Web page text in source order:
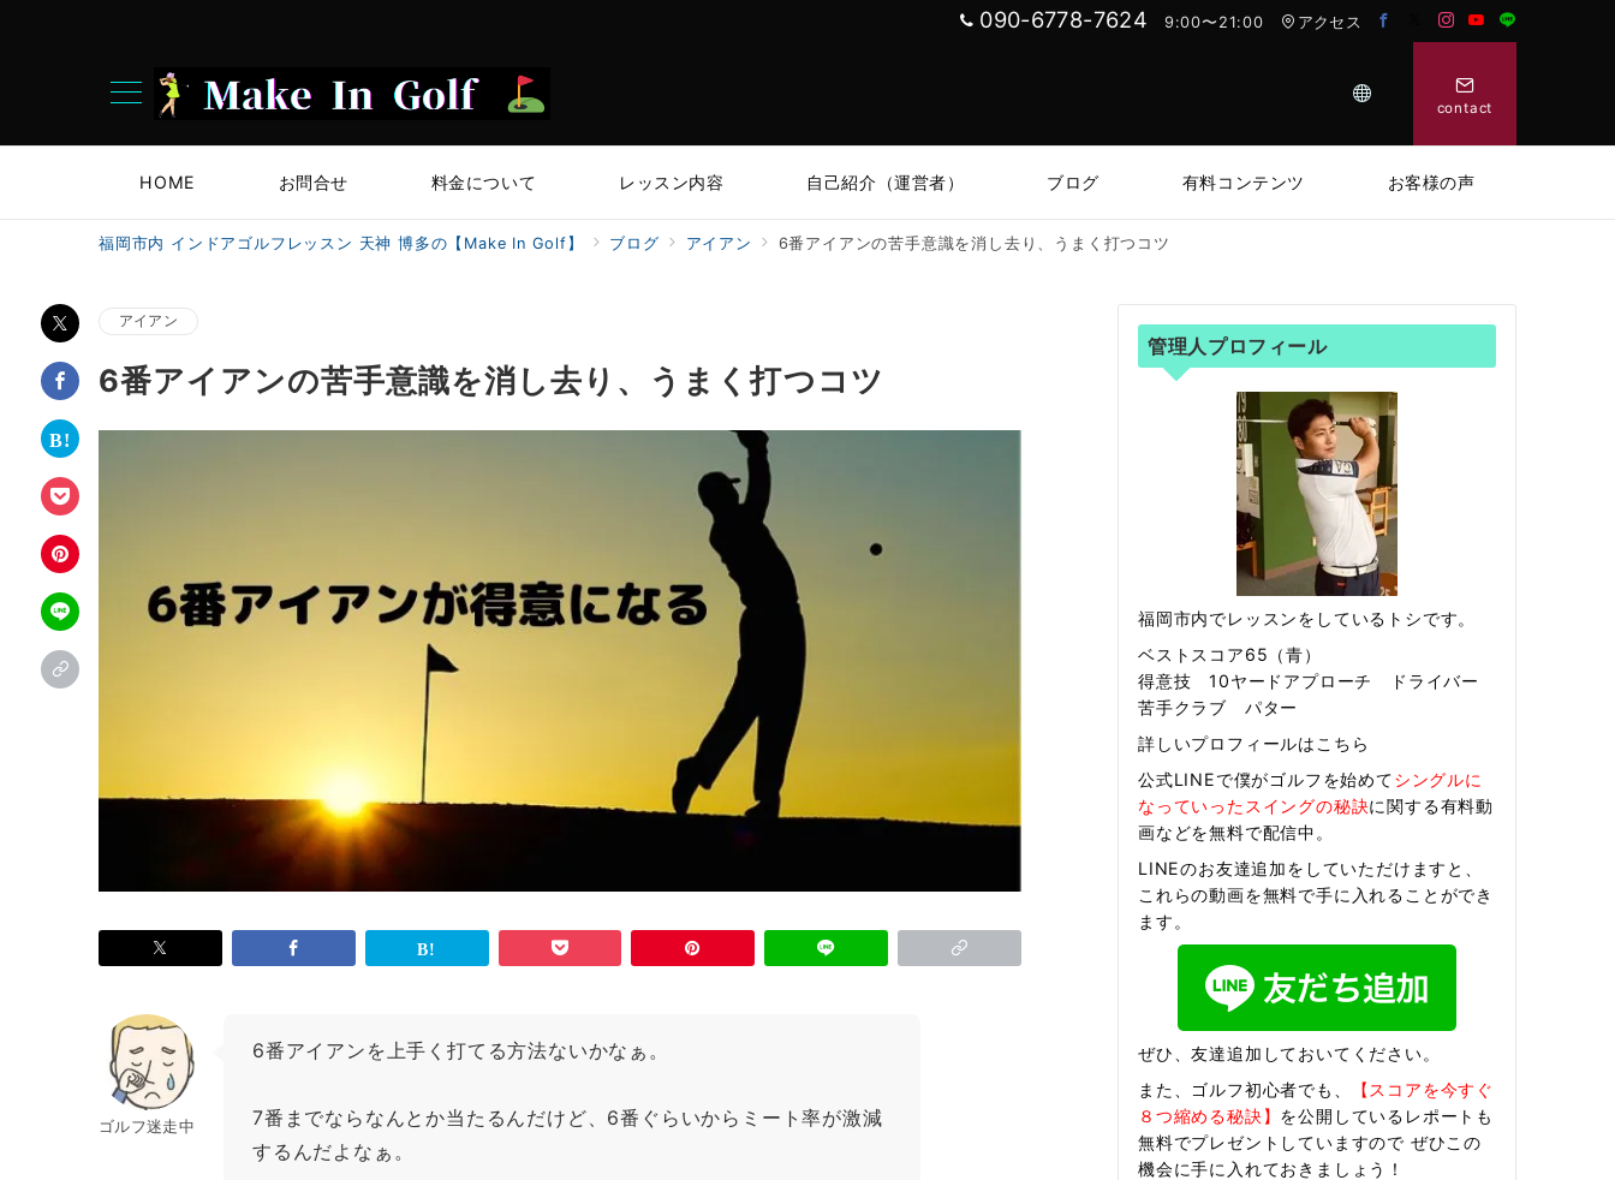
090-6778-7624 9:00〜21:00 アクセス
contact
HOME お問合せ 料金について レッスン内容 自己紹介（運営者） ブログ 有料コンテンツ お客様の声
福岡市内 インドアゴルフレッスン 天神 博多の【Make In Golf】 ブログ アイアン 6番アイアンの苦手意識を消し去り、うまく打つコツ
アイアン
6番アイアンの苦手意識を消し去り、うまく打つコツ
ゴルフ迷走中
6番アイアンを上手く打てる方法ないかなぁ。
7番までならなんとか当たるんだけど、6番ぐらいからミート率が激減
するんだよなぁ。
管理人プロフィール
福岡市内でレッスンをしているトシです。
ベストスコア65（青）
得意技 10ヤードアプローチ ドライバー
苦手クラブ パター
詳しいプロフィールはこちら
公式LINEで僕がゴルフを始めてシングルに
なっていったスイングの秘訣に関する有料動
画などを無料で配信中。
LINEのお友達追加をしていただけますと、
これらの動画を無料で手に入れることができ
ます。
ぜひ、友達追加しておいてください。
また、ゴルフ初心者でも、
【スコアを今すぐ
８つ縮める秘訣】 を公開しているレポートも
無料でプレゼントしていますので ぜひこの
機会に手に入れておきましょう！